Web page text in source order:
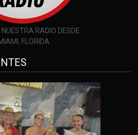
NUESTRA RADIO DESDE
FLORIDA